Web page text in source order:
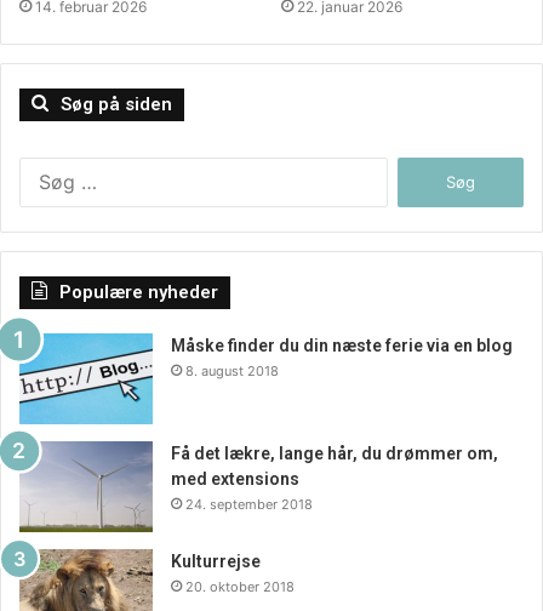
kan naturen komme ind i billedet som en aktiv medspiller i
forhold til at hæve dit trivselsniveau og gøre dig til et
gladere, stærkere og sundere menneske. Så gør noget
godt for dig selv, og se at komme udendørs hver eneste
dag, det vil gøre dig godt!.
14. februar 2026 22. januar 2026
Søg på siden
Populære nyheder
Måske finder du din næste ferie via en blog
8. august 2018
Få det lækre, lange hår, du drømmer om,
med extensions
24. september 2018
Kulturrejse
20. oktober 2018